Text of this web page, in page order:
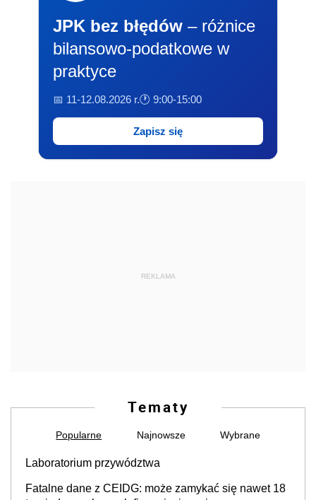
JPK bez błędów – różnice
bilansowo-podatkowe w
praktyce
📅 11-12.08.2026 r.🕐 9:00-15:00
Zapisz się
REKLAMA
Tematy
Popularne Najnowsze Wybrane
Laboratorium przywództwa
Fatalne dane z CEIDG: może zamykać się nawet 18